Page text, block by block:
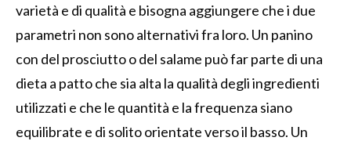
varietà e di qualità e bisogna aggiungere che i due
parametri non sono alternativi fra loro. Un panino
con del prosciutto o del salame può far parte di una
dieta a patto che sia alta la qualità degli ingredienti
utilizzati e che le quantità e la frequenza siano
equilibrate e di solito orientate verso il basso. Un